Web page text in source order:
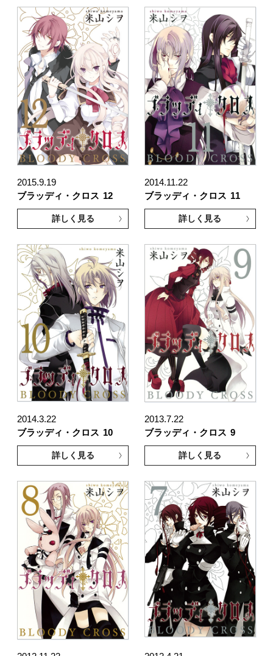
2015.9.19
ブラッディ・クロス 12
詳しく見る
2014.11.22
ブラッディ・クロス 11
詳しく見る
2014.3.22
ブラッディ・クロス 10
詳しく見る
2013.7.22
ブラッディ・クロス 9
詳しく見る